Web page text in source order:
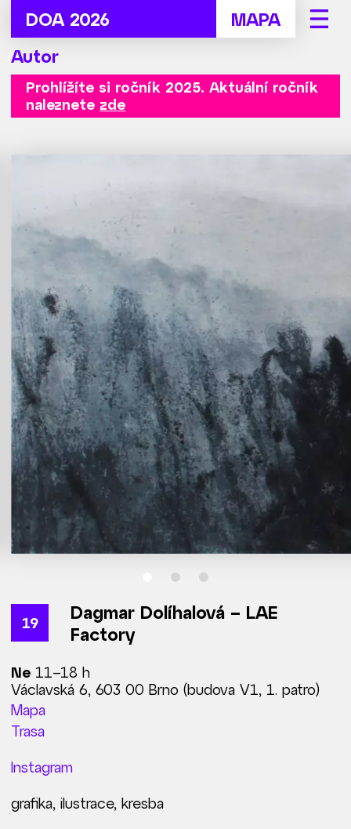
DOA 2026
MAPA
Autor
Prohlížíte si ročník 2025. Aktuální ročník
naleznete zde
19
Dagmar Dolíhalová – LAE
Factory
Ne 11–18 h
Václavská 6, 603 00 Brno (budova V1, 1. patro)
Mapa
Trasa
Instagram
grafika, ilustrace, kresba